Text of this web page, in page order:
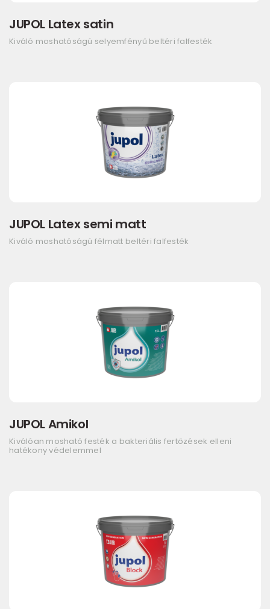
JUPOL Latex satin
Kiváló moshatóságú selyemfényű beltéri falfesték
JUPOL Latex semi matt
Kiváló moshatóságú félmatt beltéri falfesték
JUPOL Amikol
Kiválóan mosható festék a bakteriális fertőzések elleni
hatékony védelemmel